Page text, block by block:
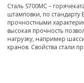
Сталь S700MC –
штамповки, по стандарту
прочностными
высокая прочность
нагрузку, например
кранов. Свойства стали